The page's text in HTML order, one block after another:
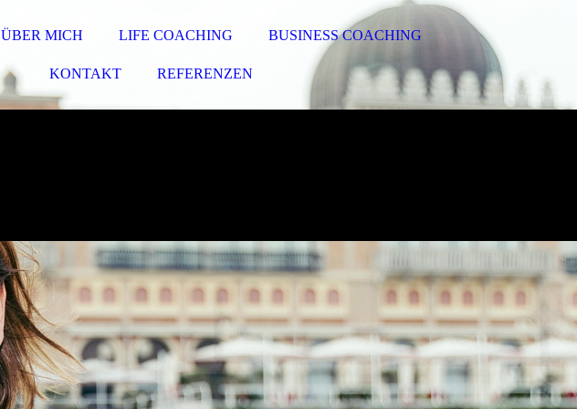
ÜBER MICH LIFE COACHING BUSINESS COACHING
KONTAKT REFERENZEN